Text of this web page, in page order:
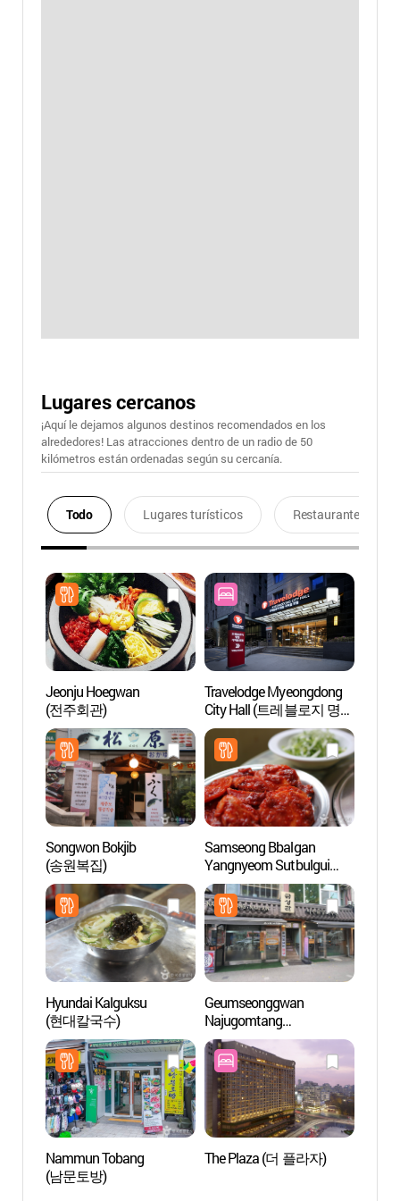
Lugares cercanos
¡Aquí le dejamos algunos destinos recomendados en los
alrededores! Las atracciones dentro de un radio de 50
kilómetros están ordenadas según su cercanía.
Todo Lugares turísticos Restaurantes
Jeonju Hoegwan
(전주회관)
Travelodge Myeongdong
City Hall (트레블로지 명동
시티홀)
Songwon Bokjib
(송원복집)
Samseong Bbalgan
Yangnyeom Sutbulgui
(삼성 빨간양념 숯불구이)
Hyundai Kalguksu
(현대칼국수)
Geumseonggwan
Najugomtang
(금성관나주곰탕)
Nammun Tobang
(남문토방)
The Plaza (더 플라자)